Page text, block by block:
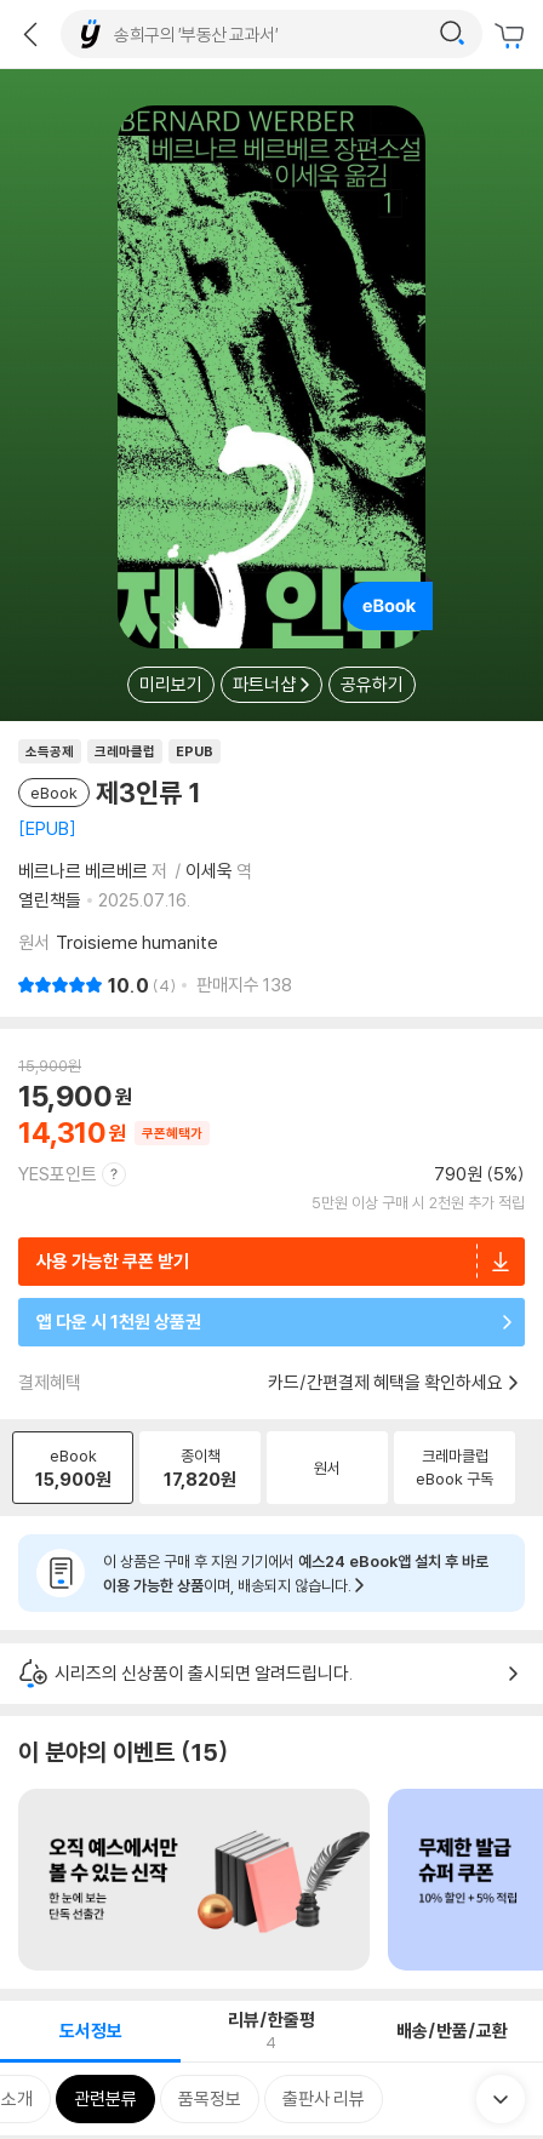
미리보기 파트너샵 공유하기
소득공제 크레마클럽 EPUB
eBook 제3인류 1
EPUB
베르나르 베르베르 저 이세욱 역
열린책들
2025.07.16.
원서 Troisieme humanite
10.0 4 판매지수 138
15,900원
14,310
15,900
쿠폰혜택가
YES포인트 790원 (5%)
5만원 이상 구매 시 2천원 추가 적립
사용 가능한 쿠폰 받기
앱 다운 시 1천원 상품권
결제혜택 카드/간편결제 혜택을 확인하세요
eBook
15,900원
종이책
17,820원 원서
크레마클럽
eBook 구독
이 상품은 구매 후 지원 기기에서 예스24 eBook앱 설치 후 바로
이용 가능한 상품이며, 배송되지 않습니다.
시리즈의 신상품이 출시되면 알려드립니다.
이 분야의 이벤트 15
도서정보 리뷰/한줄평
4 배송/반품/교환
개 관련분류 품목정보 출판사 리뷰